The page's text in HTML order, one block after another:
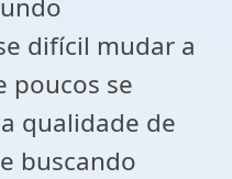
difícil mudar a
poucos se
qualidade de
buscando